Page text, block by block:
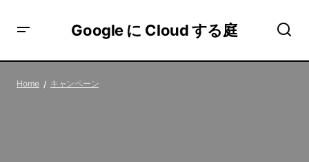
Google に Cloud する庭
Home キャンペーン